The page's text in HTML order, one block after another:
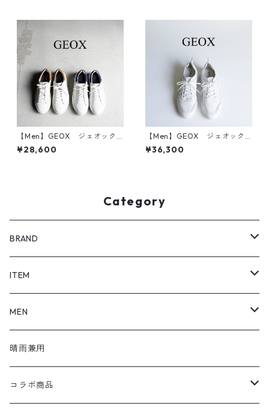
【Men】GEOX ジェオック
ス レザースニーカー U DEI
VEN A-PRINT.LEA U355WA
¥28,600
【Men】GEOX ジェオック
ス レザースニーカー U35BYB
¥36,300
Category
BRAND
SHOEL / シュール
shoel mine / シュールマイン
shoel SPORT / シュールスポーツ
shoel men / シュールメンズ
ITEM
pumps / パンプス
loafers / ローファー
lace up / レースアップ
MEN
シューズ
晴雨兼用
コラボ商品